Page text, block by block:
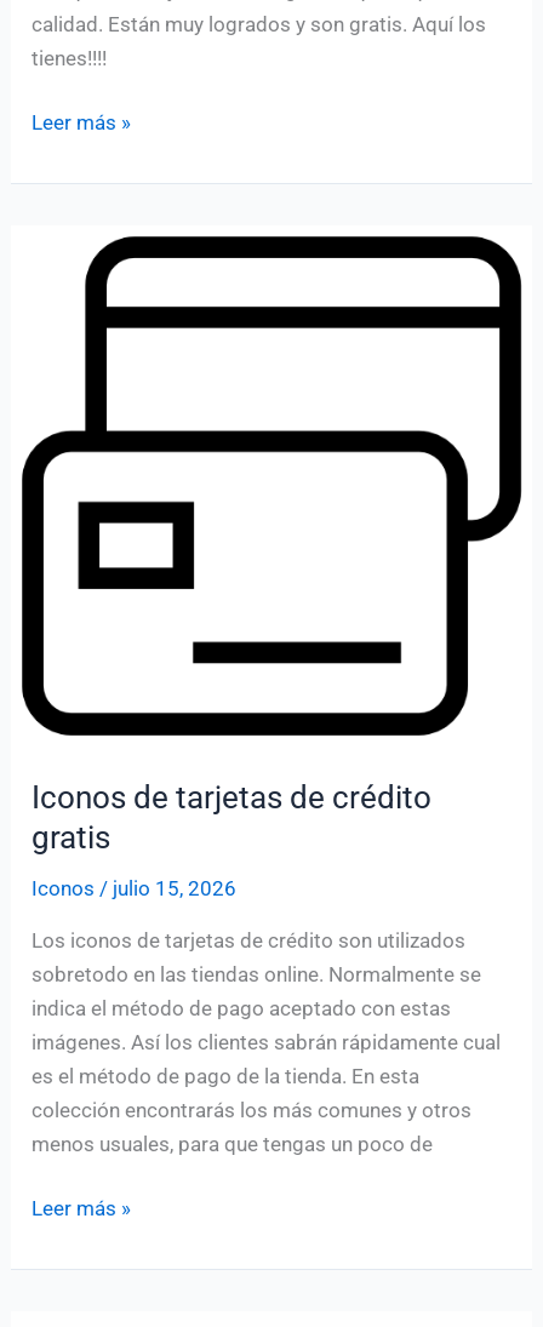
calidad. Están muy logrados y son gratis. Aquí los
tienes!!!!
Iconos
comida
Leer más »
Iconos de tarjetas de crédito
gratis
Iconos / julio 15, 2026
Los iconos de tarjetas de crédito son utilizados
sobretodo en las tiendas online. Normalmente se
indica el método de pago aceptado con estas
imágenes. Así los clientes sabrán rápidamente cual
es el método de pago de la tienda. En esta
colección encontrarás los más comunes y otros
menos usuales, para que tengas un poco de
Iconos
tarjetas
Leer más »